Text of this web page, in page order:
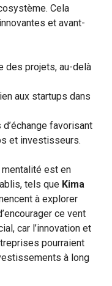
Cela
et avant-
des projets, au-delà
aux startups dans
favorisant
et investisseurs.
mentalité est en
tels que Kima
à explorer
ce vent
car l’innovation et
pourraient
à long